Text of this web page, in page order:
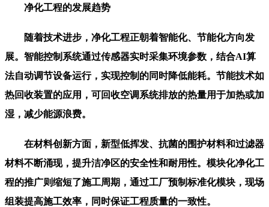
净化工程的发展趋势
随着技术进步，净化工程正朝着智能化、节能化方向发
展。智能控制系统通过传感器实时采集环境参数，结合AI算
法自动调节设备运行，实现控制的同时降低能耗。节能技术如
热回收装置的应用，可回收空调系统排放的热量用于加热或加
湿，减少能源浪费。
在材料创新方面，新型低挥发、抗菌的围护材料和过滤器
材料不断涌现，提升洁净区的安全性和耐用性。模块化净化工
程的推广则缩短了施工周期，通过工厂预制标准化模块，现场
组装提高施工效率，同时保证工程质量的一致性。